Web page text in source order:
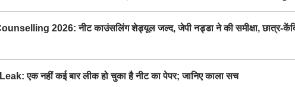
2026: नीट काउंसलिंग शेड्यूल जल्द, जेपी नड्डा ने की समीक्षा, छात्र-
एक नहीं कई बार लीक हो चुका है नीट का पेपर; जानिए काला सच